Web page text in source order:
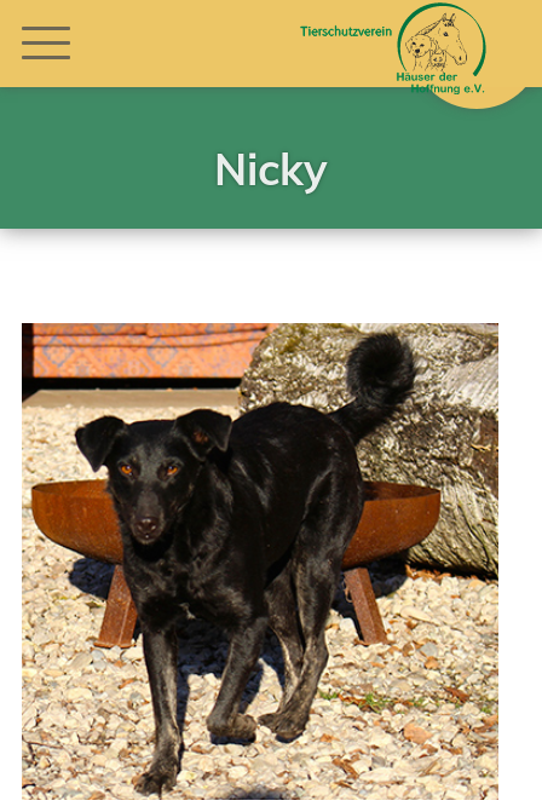
Nicky